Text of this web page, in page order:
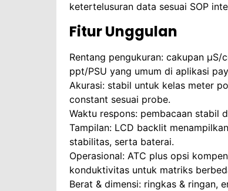
ketertelusuran data sesuai SOP
Fitur Unggulan
Rentang pengukuran: cakupan
ppt/PSU yang umum di aplikasi
Akurasi: stabil untuk kelas meter
constant sesuai probe.
Waktu respons: pembacaan stabil
Tampilan: LCD backlit
stabilitas, serta baterai.
Operasional: ATC plus opsi
konduktivitas untuk matriks
Berat & dimensi: ringkas & ringan,